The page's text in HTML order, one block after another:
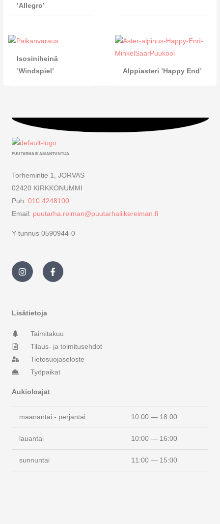
’Allegro’
Isosiniheinä
’Windspiel’
Alppiasteri ’Happy End’
PUUTARHASI ASIANTUNTIJA
Torhemintie 1, JORVAS
02420 KIRKKONUMMI
Puh. 010 4248100
Email: puutarha.reiman@puutarhaliikereiman.fi
Y-tunnus 0590944-0
I
n
s
t
r
a
F
a
c
e
f
Lisätietoja
Taimitakuu
Tilaus- ja toimitusehdot
Tietosuojaseloste
Työpaikat
Aukioloajat
maanantai - perjantai 10:00 — 18:00
lauantai 10:00 — 16:00
sunnuntai 11:00 — 15:00